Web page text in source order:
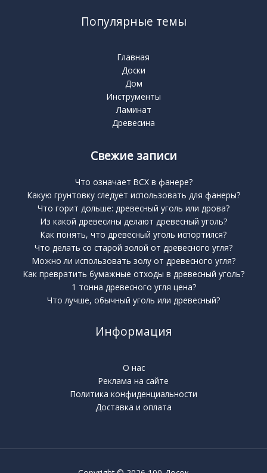
Популярные темы
Главная
Доски
Дом
Инструменты
Ламинат
Древесина
Свежие записи
Что означает BCX в фанере?
Какую грунтовку следует использовать для фанеры?
Что горит дольше: древесный уголь или дрова?
Из какой древесины делают древесный уголь?
Как понять, что древесный уголь испортился?
Что делать со старой золой от древесного угля?
Можно ли использовать золу от древесного угля?
Как превратить бумажные отходы в древесный уголь?
1 тонна древесного угля цена?
Что лучше, обычный уголь или древесный?
Информация
О нас
Реклама на сайте
Политика конфиденциальности
Доставка и оплата